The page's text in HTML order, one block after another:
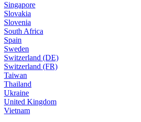
Singapore
Slovakia
Slovenia
South Africa
Spain
Sweden
Switzerland (DE)
Switzerland (FR)
Taiwan
Thailand
Ukraine
United Kingdom
Vietnam